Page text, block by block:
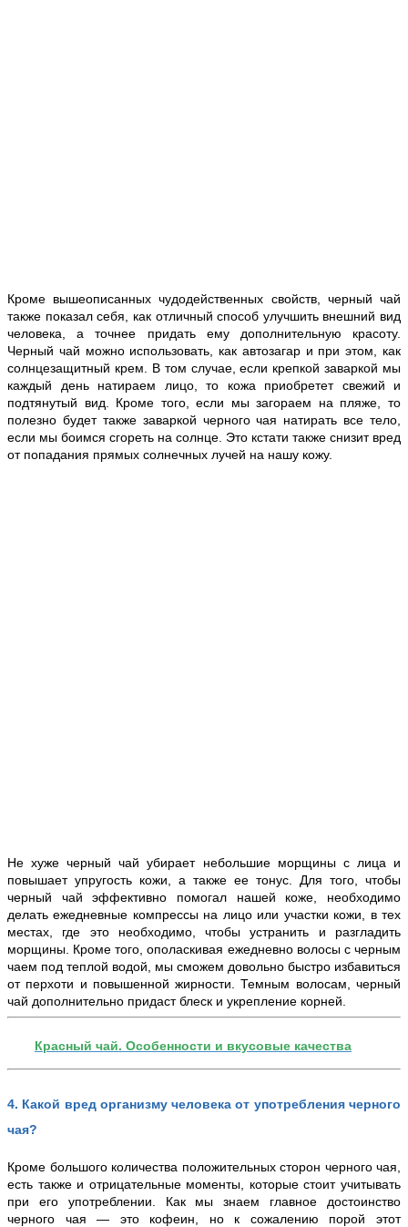
Кроме вышеописанных чудодейственных свойств, черный чай
также показал себя, как отличный способ улучшить внешний вид
человека, а точнее придать ему дополнительную красоту.
Черный чай можно использовать, как автозагар и при этом, как
солнцезащитный крем. В том случае, если крепкой заваркой мы
каждый день натираем лицо, то кожа приобретет свежий и
подтянутый вид. Кроме того, если мы загораем на пляже, то
полезно будет также заваркой черного чая натирать все тело,
если мы боимся сгореть на солнце. Это кстати также снизит вред
от попадания прямых солнечных лучей на нашу кожу.
Не хуже черный чай убирает небольшие морщины с лица и
повышает упругость кожи, а также ее тонус. Для того, чтобы
черный чай эффективно помогал нашей коже, необходимо
делать ежедневные компрессы на лицо или участки кожи, в тех
местах, где это необходимо, чтобы устранить и разгладить
морщины. Кроме того, ополаскивая ежедневно волосы с черным
чаем под теплой водой, мы сможем довольно быстро избавиться
от перхоти и повышенной жирности. Темным волосам, черный
чай дополнительно придаст блеск и укрепление корней.
Красный чай. Особенности и вкусовые качества
4. Какой вред организму человека от употребления черного
чая?
Кроме большого количества положительных сторон черного чая,
есть также и отрицательные моменты, которые стоит учитывать
при его употреблении. Как мы знаем главное достоинство
черного чая — это кофеин, но к сожалению порой этот